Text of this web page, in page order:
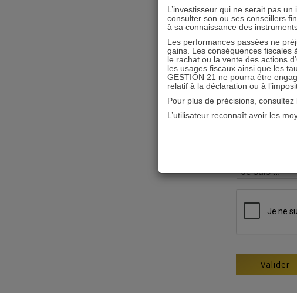
L’investisseur qui ne serait pas
consulter son ou ses conseillers
à sa connaissance des
Les performances passées ne
gains. Les conséquences fiscales
le rachat ou la vente des actions
les usages fiscaux ainsi que les
GESTION 21 ne pourra être
relatif à la déclaration ou à
Pour plus de précisions, consultez
L’utilisateur reconnaît avoir les